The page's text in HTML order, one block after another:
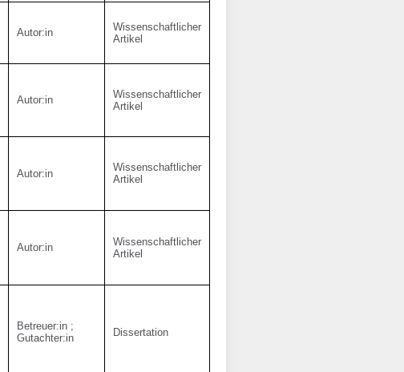
Autor:in
Wissenschaftlicher
Artikel
Autor:in
Wissenschaftlicher
Artikel
Autor:in
Wissenschaftlicher
Artikel
Autor:in
Wissenschaftlicher
Artikel
Betreuer:in ;
Gutachter:in
Dissertation